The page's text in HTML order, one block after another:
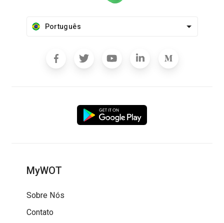
Português
MyWOT
Sobre Nós
Contato